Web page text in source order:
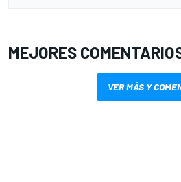
MEJORES
VER MÁS Y